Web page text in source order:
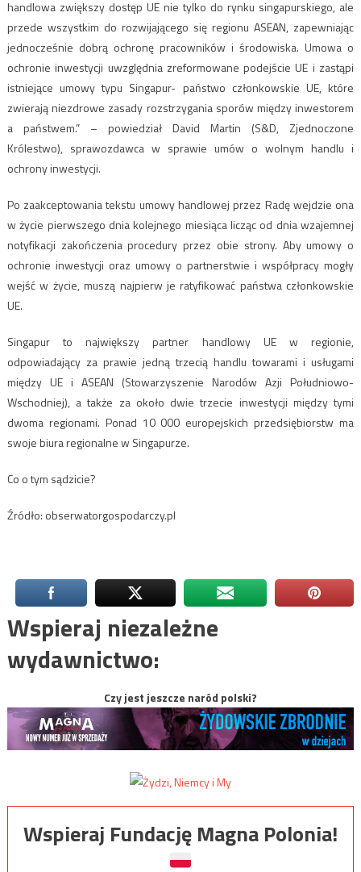
handlowa zwiększy dostęp UE nie tylko do rynku singapurskiego, ale
przede wszystkim do rozwijającego się regionu ASEAN, zapewniając
jednocześnie dobrą ochronę pracowników i środowiska. Umowa o
ochronie inwestycji uwzględnia zreformowane podejście UE i zastąpi
istniejące umowy typu Singapur- państwo członkowskie UE, które
zwierają niezdrowe zasady rozstrzygania sporów między inwestorem
a państwem.” – powiedział David Martin (S&D, Zjednoczone
Królestwo), sprawozdawca w sprawie umów o wolnym handlu i
ochrony inwestycji.
Po zaakceptowania tekstu umowy handlowej przez Radę wejdzie ona
w życie pierwszego dnia kolejnego miesiąca licząc od dnia wzajemnej
notyfikacji zakończenia procedury przez obie strony. Aby umowy o
ochronie inwestycji oraz umowy o partnerstwie i współpracy mogły
wejść w życie, muszą najpierw je ratyfikować państwa członkowskie
UE.
Singapur to największy partner handlowy UE w regionie,
odpowiadający za prawie jedną trzecią handlu towarami i usługami
między UE i ASEAN (Stowarzyszenie Narodów Azji Południowo-
Wschodniej), a także za około dwie trzecie inwestycji między tymi
dwoma regionami. Ponad 10 000 europejskich przedsiębiorstw ma
swoje biura regionalne w Singapurze.
Co o tym sądzicie?
Źródło: obserwatorgospodarczy.pl
Wspieraj niezależne
wydawnictwo:
Czy jest jeszcze naród polski?
Wspieraj Fundację Magna Polonia!